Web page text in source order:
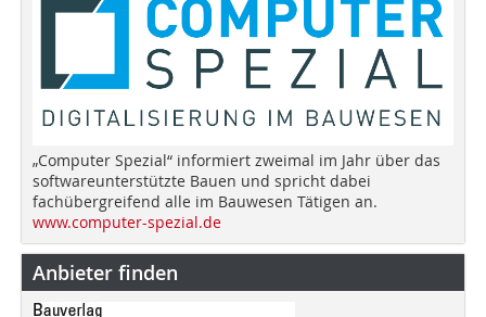
„Computer Spezial“ informiert zweimal im Jahr über das
softwareunterstützte Bauen und spricht dabei
fachübergreifend alle im Bauwesen Tätigen an.
www.computer-spezial.de
Anbieter finden